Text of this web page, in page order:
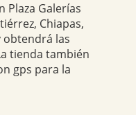
Plaza Galerías
Chiapas,
obtendrá las
tienda también
gps para la